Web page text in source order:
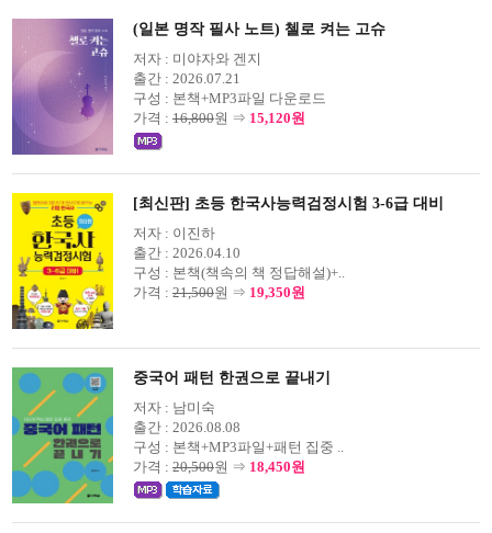
(일본 명작 필사 노트) 첼로 켜는 고슈
저자 : 미야자와 겐지
출간 : 2026.07.21
구성 : 본책+MP3파일 다운로드
가격 : 16,800원 ⇒ 15,120원
[최신판] 초등 한국사능력검정시험 3-6급 대비
저자 : 이진하
출간 : 2026.04.10
구성 : 본책(책속의 책 정답해설)+..
가격 : 21,500원 ⇒ 19,350원
중국어 패턴 한권으로 끝내기
저자 : 남미숙
출간 : 2026.08.08
구성 : 본책+MP3파일+패턴 집중 ..
가격 : 20,500원 ⇒ 18,450원